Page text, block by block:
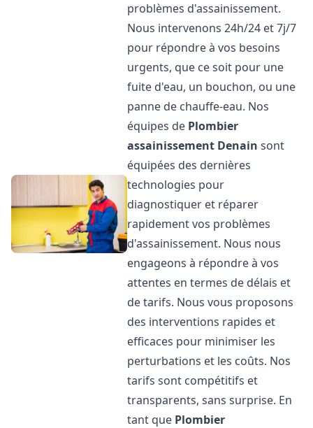
problèmes d'assainissement.
Nous intervenons 24h/24 et 7j/7
pour répondre à vos besoins
urgents, que ce soit pour une
fuite d'eau, un bouchon, ou une
panne de chauffe-eau. Nos
équipes de Plombier
assainissement Denain sont
équipées des dernières
technologies pour
diagnostiquer et réparer
rapidement vos problèmes
d'assainissement. Nous nous
engageons à répondre à vos
attentes en termes de délais et
de tarifs. Nous vous proposons
des interventions rapides et
efficaces pour minimiser les
perturbations et les coûts. Nos
tarifs sont compétitifs et
transparents, sans surprise. En
tant que Plombier